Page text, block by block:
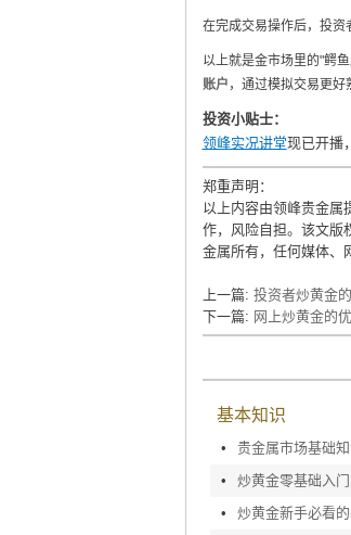
在完成交易操作后，投资
以上就是金市场里的"鳄
账户 ，通过模拟交易更好
投资小贴士：
领峰实况讲堂现已开播
郑重声明：
以上内容由领峰贵金属
作，风险自担。该文版
金属所有，任何媒体、
上一篇: 投资者炒黄金
下一篇: 网上炒黄金的
基本知识
•
贵金属市场基础
•
炒黄金零基础入
•
炒黄金新手必看